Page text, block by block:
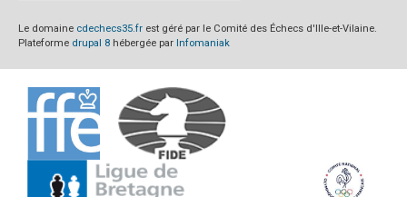
Le domaine cdechecs35.fr est géré par le Comité des Échecs d'Ille-et-Vilaine.
Plateforme drupal 8 hébergée par Infomaniak